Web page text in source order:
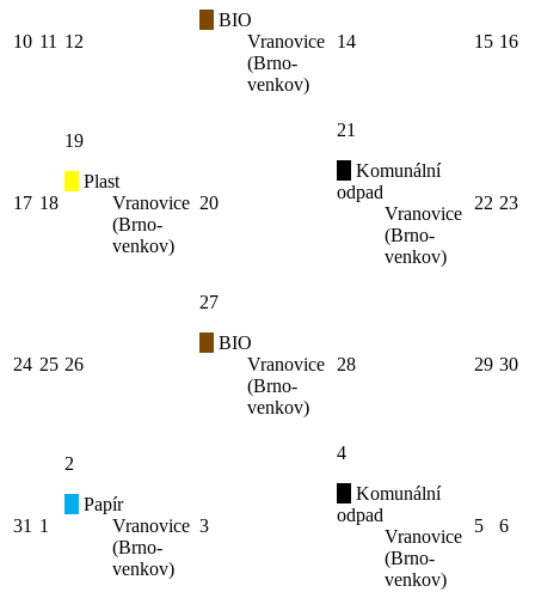
10 11 12
BIO
Vranovice
(Brno-
venkov)
14 15 16
17 18
19
Plast
Vranovice
(Brno-
venkov)
20
21
Komunální
odpad
Vranovice
(Brno-
venkov)
22 23
24 25 26
27
BIO
Vranovice
(Brno-
venkov)
28 29 30
31 1
2
Papír
Vranovice
(Brno-
venkov)
3
4
Komunální
odpad
Vranovice
(Brno-
venkov)
5 6